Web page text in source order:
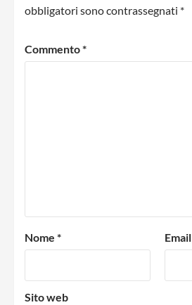
obbligatori sono contrassegnati *
Commento*
Nome * Email
Sito web